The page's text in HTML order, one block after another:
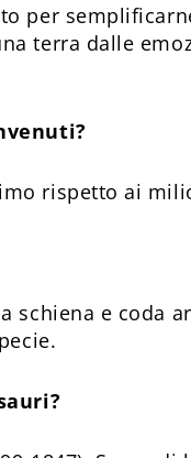
per
terra dalle
rispetto ai
schiena e coda